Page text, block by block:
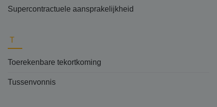
Supercontractuele aansprakelijkheid
T
Toerekenbare tekortkoming
Tussenvonnis